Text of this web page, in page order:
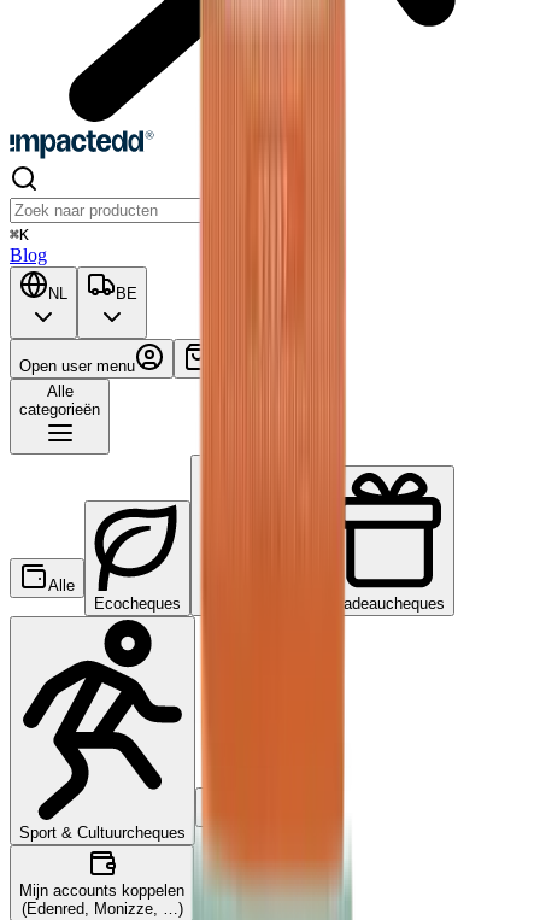
⌘K
Blog
NL BE
Open user menu
Alle
categorieën
Alle
Ecocheques
Cadeaucheques
Sport & Cultuurcheques
Mijn accounts koppelen
(Edenred, Monizze, …)